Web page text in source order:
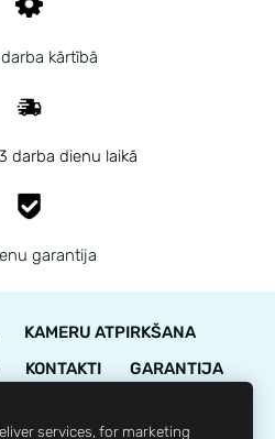
kārtībā
darba dienu laikā
garantija
KAMERU ATPIRKŠANA
KONTAKTI
GARANTIJA
services, for marketing